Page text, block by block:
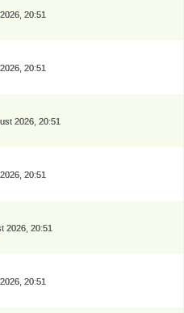
20:51
20:51
2026, 20:51
20:51
2026, 20:51
20:51